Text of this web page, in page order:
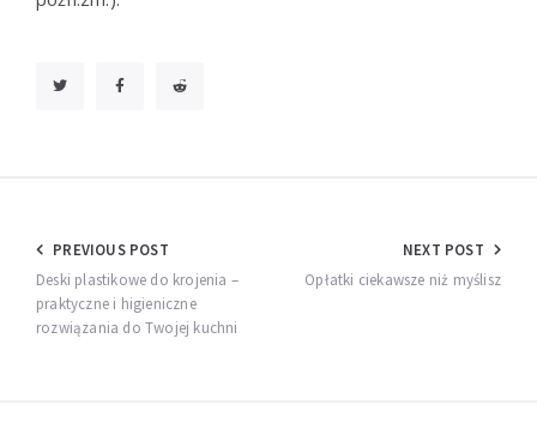
Nawigacja
wpisu
PREVIOUS POST
Deski plastikowe do krojenia –
praktyczne i higieniczne
rozwiązania do Twojej kuchni
NEXT POST
Opłatki ciekawsze niż myślisz